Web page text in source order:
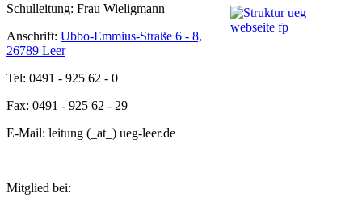
Schulleitung: Frau Wieligmann
Anschrift: Ubbo-Emmius-Straße 6 - 8,
26789 Leer
Tel: 0491 - 925 62 - 0
Fax: 0491 - 925 62 - 29
E-Mail: leitung (_at_) ueg-leer.de
Mitglied bei: